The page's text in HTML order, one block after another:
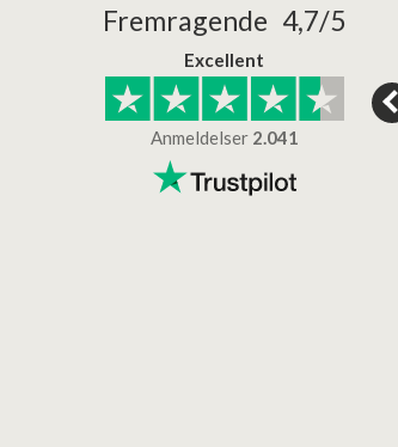
Fremragende 4,7/5
Excellent
Anmeldelser 2.041
24/01/2026
Superflot bademøbel og rigtig lynhurtig…
22/01/2026
Kanon god service
Kanon god service. Varerne
bliver leveret hurtigt, og det
er virkelig kvalitet.
Lise